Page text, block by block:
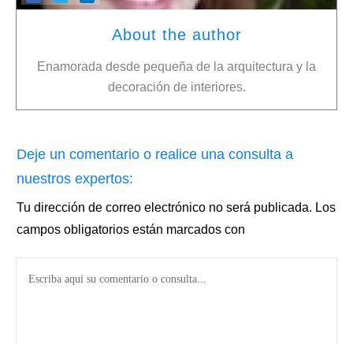
About the author
Enamorada desde pequeña de la arquitectura y la
decoración de interiores.
Deje un comentario o realice una consulta a
nuestros expertos:
Tu dirección de correo electrónico no será publicada. Los
campos obligatorios están marcados con